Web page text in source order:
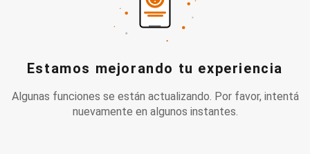
Estamos mejorando tu experiencia
Algunas funciones se están actualizando. Por favor, intentá
nuevamente en algunos instantes.